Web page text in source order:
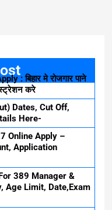
: बिहार मे रोजगार पाने
करे
Dates, Cut Off,
Here-
Online Apply –
Application
389 Manager &
Age Limit, Date,Exam